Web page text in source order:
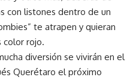
con listones dentro de un
te atrapen y quieran
color rojo.
diversión se vivirán en el
Querétaro el próximo